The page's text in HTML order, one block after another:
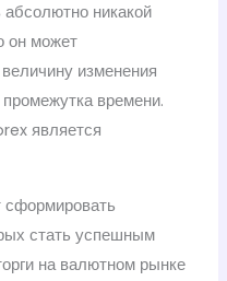
абсолютно никакой
он может
изменения
времени.
является
сформировать
стать успешным
на валютном рынке